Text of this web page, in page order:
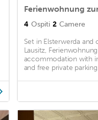
Ferienwohnung
4 Ospiti 2 Camere
Set in Elsterwerda
Lausitz,
accommodation with
and free private